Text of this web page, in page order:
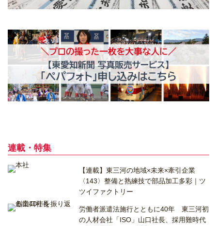
連載・特集
【連載】東三河の地域×未来×牽引企業
〈143〉整備と熟練技で部品加工多彩｜ツ
ツイファクトリー
労働者派遣法施行とともに40年 東三河初
の人材会社「ISO」山口社長、採用難時代